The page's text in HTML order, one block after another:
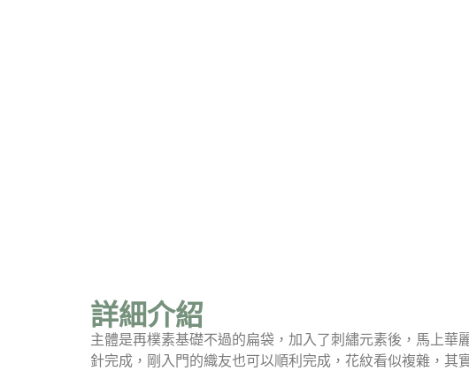
詳細介紹
主體是再樸素基礎不過的扁袋，加入了刺繡元素後，馬上
針完成，剛入門的織友也可以順利完成，花紋看似複雜，